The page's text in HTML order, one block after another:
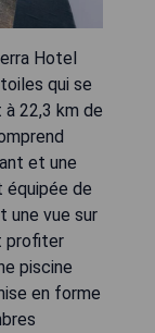
Hotel
qui se
22,3 km de
et une
équipée de
une vue sur
profiter
piscine
en forme